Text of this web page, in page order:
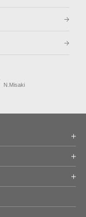
N.Misaki